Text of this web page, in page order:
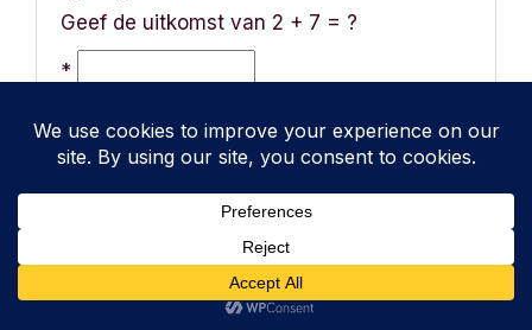
Geef de uitkomst van 2 + 7 = ?
*
Stuur mij een e-mail als er vervolgreacties
zijn.
Stuur mij een e-mail als er nieuwe